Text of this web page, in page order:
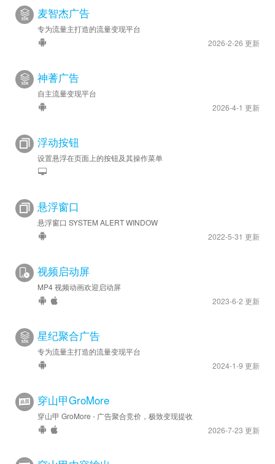
麦智杰广告
专为流量主打造的流量变现平台
2026-2-26 更新
神蓍广告
自主流量变现平台
2026-4-1 更新
浮动按钮
设置悬浮在页面上的按钮及其操作菜单
悬浮窗口
悬浮窗口 SYSTEM ALERT WINDOW
2022-5-31 更新
视频启动屏
MP4 视频动画欢迎启动屏
2023-6-2 更新
星纪聚合广告
专为流量主打造的流量变现平台
2024-1-9 更新
穿山甲GroMore
穿山甲 GroMore - 广告聚合竞价，极致变现提收
2026-7-23 更新